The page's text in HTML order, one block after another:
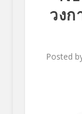
วง
Posted